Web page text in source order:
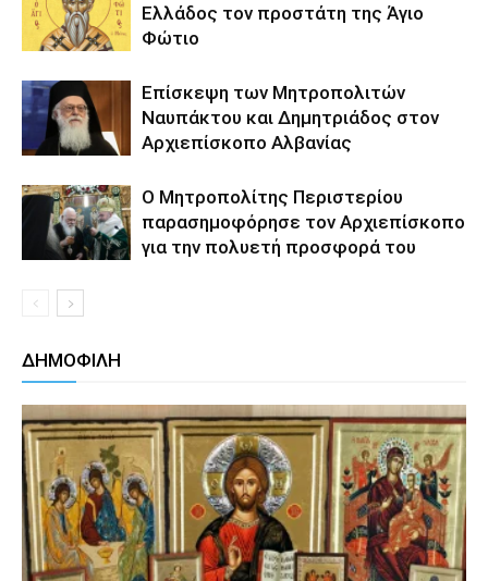
Ελλάδος τον προστάτη της Άγιο
Φώτιο
Επίσκεψη των Μητροπολιτών
Ναυπάκτου και Δημητριάδος στον
Αρχιεπίσκοπο Αλβανίας
Ο Μητροπολίτης Περιστερίου
παρασημοφόρησε τον Αρχιεπίσκοπο
για την πολυετή προσφορά του
ΔΗΜΟΦΙΛΗ